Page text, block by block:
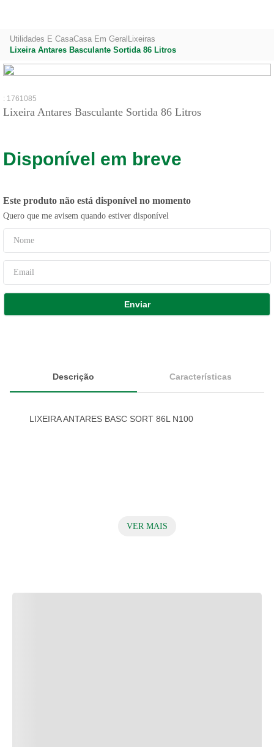
Utilidades E CasaCasa Em Geral Lixeiras
Lixeira Antares Basculante Sortida 86 Litros
: 1761085
Lixeira Antares Basculante Sortida 86 Litros
Disponível em breve
Este produto não está disponível no momento
Quero que me avisem quando estiver disponível
Enviar
Descrição Características
LIXEIRA ANTARES BASC SORT 86L N100
VER MAIS